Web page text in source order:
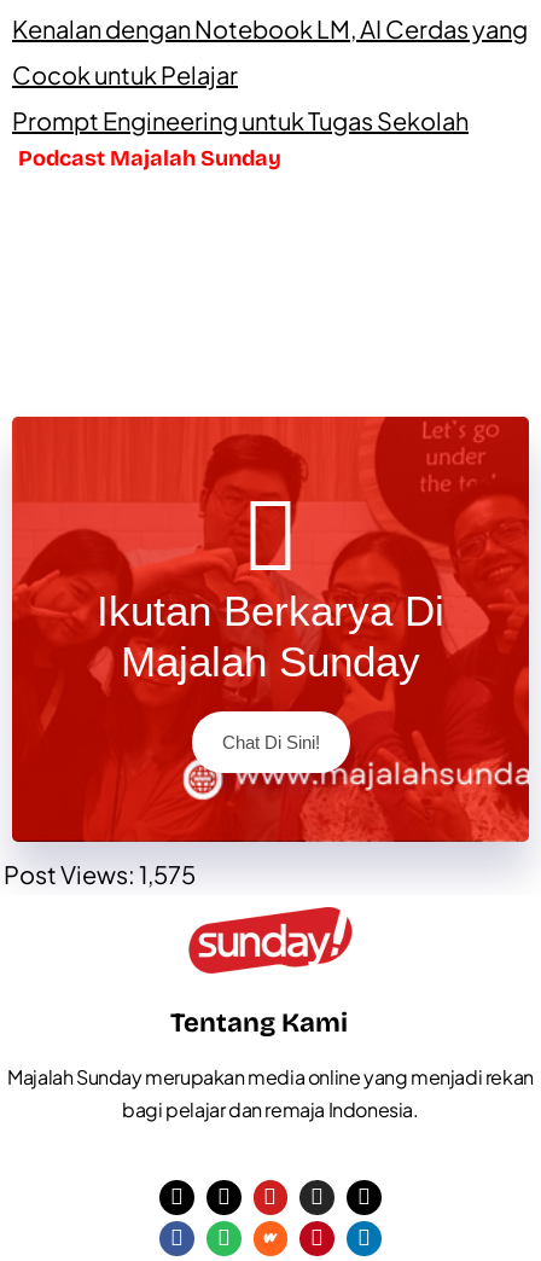
Kenalan dengan Notebook LM, AI Cerdas yang
Cocok untuk Pelajar
Prompt Engineering untuk Tugas Sekolah
Podcast Majalah Sunday
Ikutan Berkarya Di
Majalah Sunday
Chat Di Sini!
Post Views: 1,575
Tentang Kami
Majalah Sunday merupakan media online yang menjadi rekan
bagi pelajar dan remaja Indonesia.